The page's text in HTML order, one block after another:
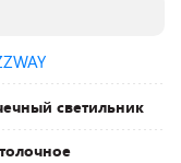
светильник